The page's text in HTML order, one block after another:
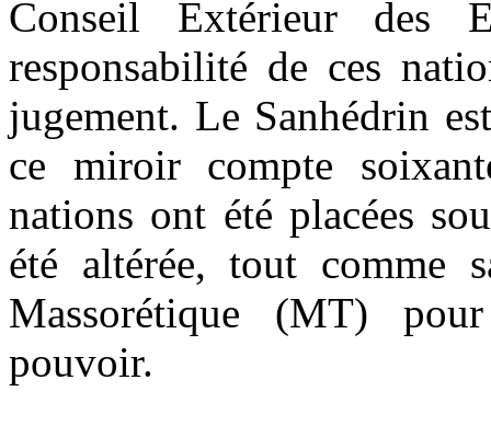
Conseil Extérieur
responsabilité de ces
jugement. Le Sanhédrin
ce miroir compte
nations ont été placées
été altérée, tout comme
Massorétique (MT)
pouvoir.